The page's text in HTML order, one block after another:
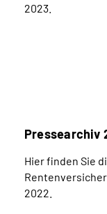
2023.
Pressearchiv
Hier finden Sie
2022.